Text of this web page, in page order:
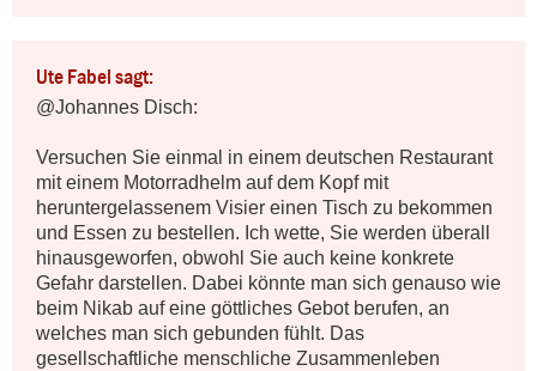
Ute Fabel sagt:
@Johannes Disch:
Versuchen Sie einmal in einem deutschen Restaurant
mit einem Motorradhelm auf dem Kopf mit
heruntergelassenem Visier einen Tisch zu bekommen
und Essen zu bestellen. Ich wette, Sie werden überall
hinausgeworfen, obwohl Sie auch keine konkrete
Gefahr darstellen. Dabei könnte man sich genauso wie
beim Nikab auf eine göttliches Gebot berufen, an
welches man sich gebunden fühlt. Das
gesellschaftliche menschliche Zusammenleben